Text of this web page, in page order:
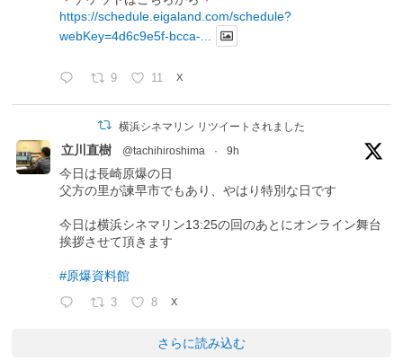
https://schedule.eigaland.com/schedule?
webKey=4d6c9e5f-bcca-...
9 11 X
横浜シネマリン リツイートされました
立川直樹 @tachihiroshima · 9h
今日は長崎原爆の日
父方の里が諫早市でもあり、やはり特別な日です
今日は横浜シネマリン13:25の回のあとにオンライン舞台
挨拶させて頂きます
#原爆資料館
3 8 X
さらに読み込む